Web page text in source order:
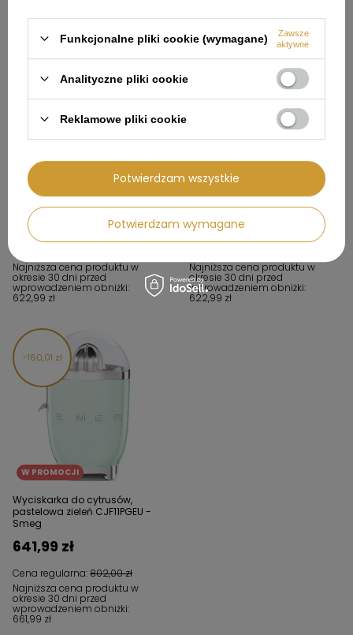
W PROMOCJI
Wyciskarka do cytrusów, biały
Cena regularna:
641,99 zł
Najniższa cena produktu w
okresie 30 dni przed
wprowadzeniem obniżki:
622,99 zł
160,01 zł
W PROMOCJI
641,99 zł
Najniższa cena produktu w
okresie 30 dni przed
wprowadzeniem obniżki:
622,99 zł
160,01 zł
W PROMOCJI
Wyciskarka do cytrusów,
pastelowa zieleń CJF11PGEU -
Smeg
Cena regularna:802,00 zł
641,99 zł
Najniższa cena produktu w
okresie 30 dni przed
wprowadzeniem obniżki:
661,99 zł
Funkcjonalne pliki cookie (wymagane)
Zawsze
aktywne
Analityczne pliki cookie
Reklamowe pliki cookie
Potwierdzam wymagane
Potwierdzam wszystkie